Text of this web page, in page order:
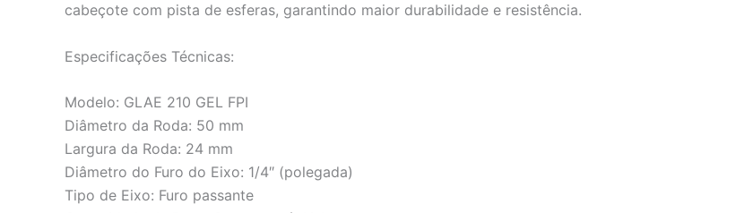
cabeçote com pista de esferas, garantindo maior durabilidade e resistência.
Especificações Técnicas:
Modelo: GLAE 210 GEL FPI
Diâmetro da Roda: 50 mm
Largura da Roda: 24 mm
Diâmetro do Furo do Eixo: 1/4″ (polegada)
Tipo de Eixo: Furo passante